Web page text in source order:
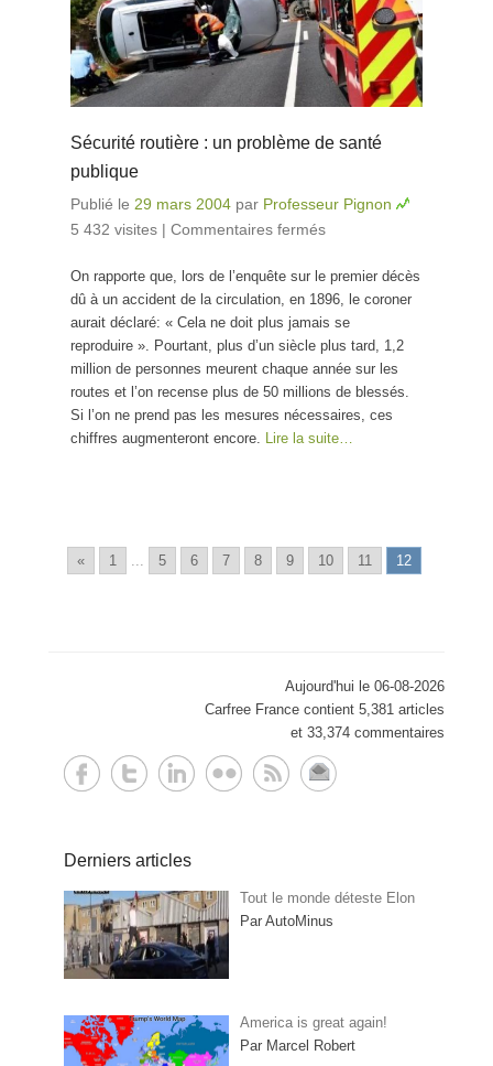
Sécurité routière : un problème de santé
publique
Publié le 29 mars 2004 par Professeur Pignon
5 432 visites | Commentaires fermés
problème de
santé publique
On rapporte que, lors de l’enquête sur le premier décès
dû à un accident de la circulation, en 1896, le coroner
aurait déclaré: « Cela ne doit plus jamais se
reproduire ». Pourtant, plus d’un siècle plus tard, 1,2
million de personnes meurent chaque année sur les
routes et l’on recense plus de 50 millions de blessés.
Si l’on ne prend pas les mesures nécessaires, ces
chiffres augmenteront encore. Lire la suite…
« 1 ... 5 6 7 8 9 10 11 12
Aujourd'hui le 06-08-2026
Carfree France contient 5,381 articles
et 33,374 commentaires
Derniers articles
Tout le monde déteste Elon
Par AutoMinus
America is great again!
Par Marcel Robert